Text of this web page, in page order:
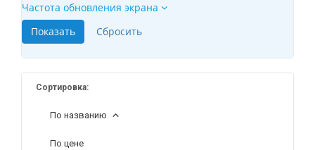
Частота обновления экрана
Сортировка:
По названию
По цене